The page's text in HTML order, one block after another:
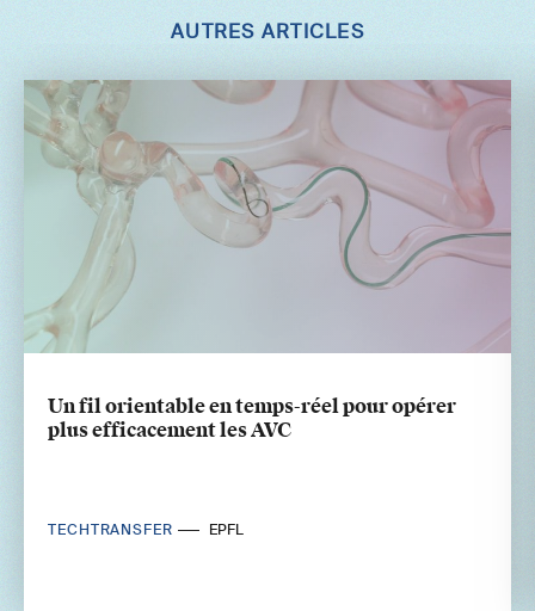
AUTRES ARTICLES
Un fil orientable en temps-réel pour opérer
plus efficacement les AVC
TECHTRANSFER EPFL